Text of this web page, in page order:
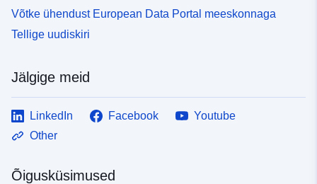
Võtke ühendust European Data Portal meeskonnaga
Tellige uudiskiri
Jälgige meid
LinkedIn Facebook
Youtube
Other
Õigusküsimused